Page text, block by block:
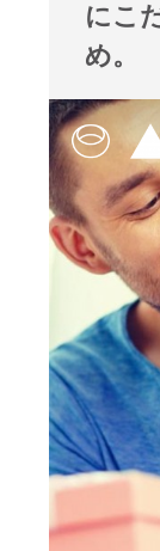
にこ
め。